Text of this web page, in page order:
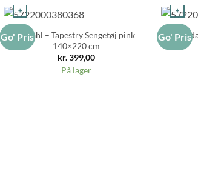
Go' Pris
+
Södahl – Tapestry Sengetøj pink
140×220 cm
kr.399,00
På lager
Go' Pris
+